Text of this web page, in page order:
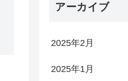
アーカイブ
2025年2月
2025年1月